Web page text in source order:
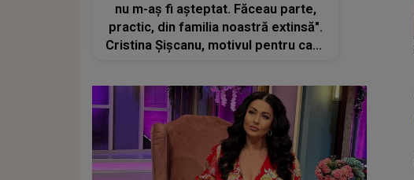
nu m-aș fi așteptat. Făceau parte,
practic, din familia noastră extinsă".
Cristina Șișcanu, motivul pentru care